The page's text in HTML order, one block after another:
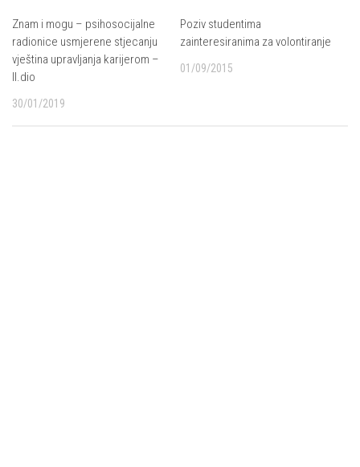
Znam i mogu – psihosocijalne
radionice usmjerene stjecanju
vještina upravljanja karijerom –
II.dio
30/01/2019
Poziv studentima
zainteresiranima za volontiranje
01/09/2015